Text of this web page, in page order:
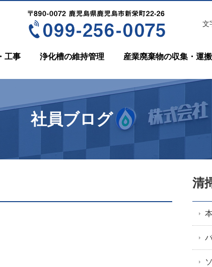
工事 浄化槽の維持管理 産業廃棄物の収集・運搬
文
社員ブログ
清